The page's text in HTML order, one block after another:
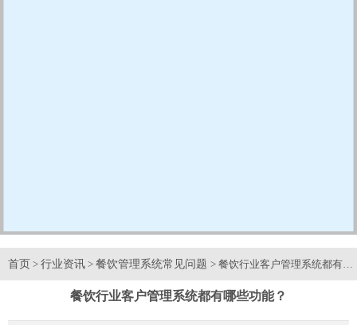
首页 > 行业资讯 > 餐饮管理系统常见问题 > 餐饮行业客户管理系统都有哪
餐饮行业客户管理系统都有哪些功能？